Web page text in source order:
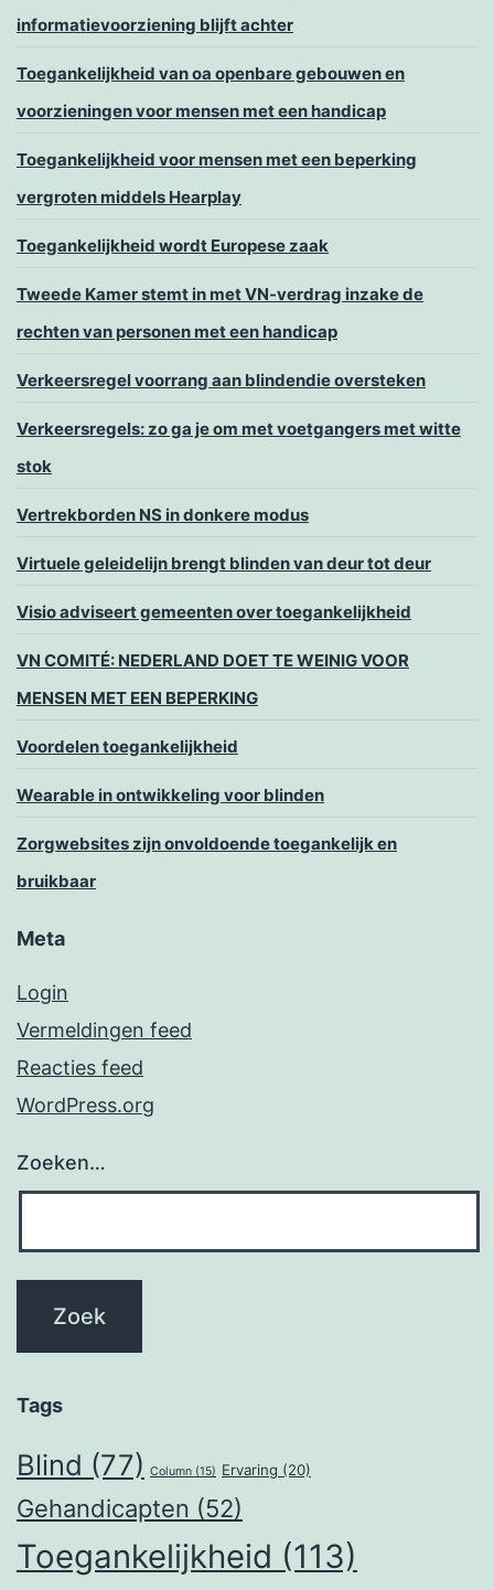
informatievoorziening blijft achter
Toegankelijkheid van oa openbare gebouwen en
voorzieningen voor mensen met een handicap
Toegankelijkheid voor mensen met een beperking
vergroten middels Hearplay
Toegankelijkheid wordt Europese zaak
Tweede Kamer stemt in met VN-verdrag inzake de
rechten van personen met een handicap
Verkeersregel voorrang aan blindendie oversteken
Verkeersregels: zo ga je om met voetgangers met witte
stok
Vertrekborden NS in donkere modus
Virtuele geleidelijn brengt blinden van deur tot deur
Visio adviseert gemeenten over toegankelijkheid
VN COMITÉ: NEDERLAND DOET TE WEINIG VOOR
MENSEN MET EEN BEPERKING
Voordelen toegankelijkheid
Wearable in ontwikkeling voor blinden
Zorgwebsites zijn onvoldoende toegankelijk en
bruikbaar
Meta
Login
Vermeldingen feed
Reacties feed
WordPress.org
Zoeken…
Tags
Blind (77) Column (15) Ervaring (20)
Gehandicapten (52)
Toegankelijkheid (113)